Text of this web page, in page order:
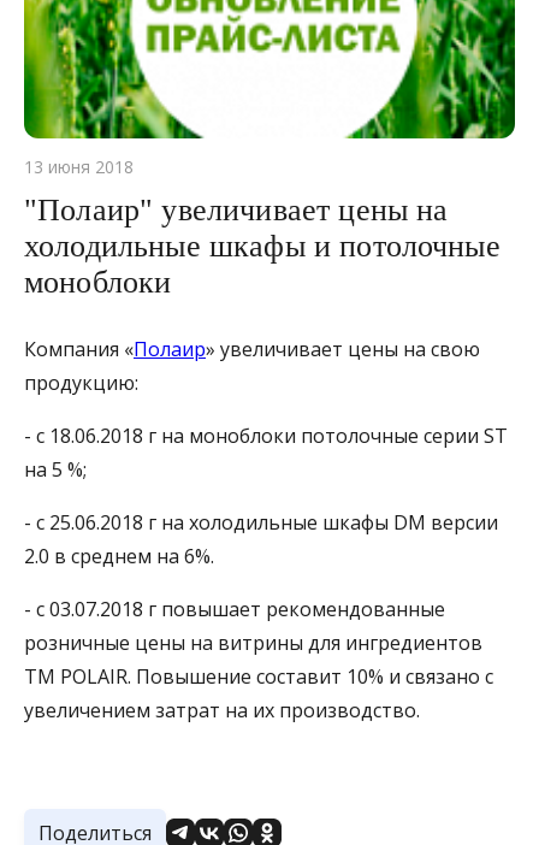
13 июня 2018
"Полаир" увеличивает цены на
холодильные шкафы и потолочные
моноблоки
Компания «Полаир» увеличивает цены на свою
продукцию:
- с 18.06.2018 г на моноблоки потолочные серии ST
на 5 %;
- с 25.06.2018 г на холодильные шкафы DM версии
2.0 в среднем на 6%.
- с 03.07.2018 г повышает рекомендованные
розничные цены на витрины для ингредиентов
ТМ POLAIR. Повышение составит 10% и связано с
увеличением затрат на их производство.
Поделиться